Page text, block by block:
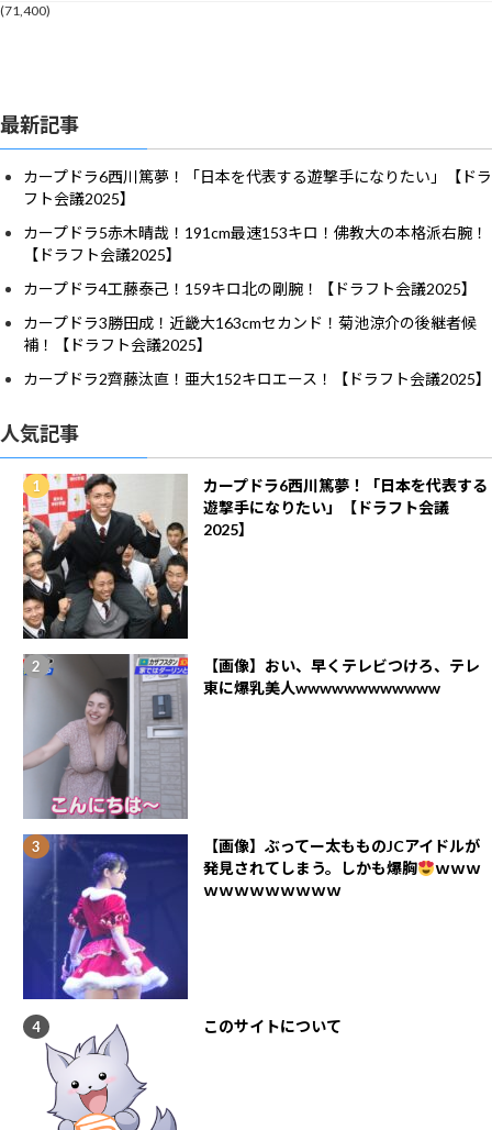
(71,400)
最新記事
カープドラ6西川篤夢！「日本を代表する遊撃手になりたい」【ドラ
フト会議2025】
カープドラ5赤木晴哉！191cm最速153キロ！佛教大の本格派右腕！
【ドラフト会議2025】
カープドラ4工藤泰己！159キロ北の剛腕！【ドラフト会議2025】
カープドラ3勝田成！近畿大163cmセカンド！菊池涼介の後継者候
補！【ドラフト会議2025】
カープドラ2齊藤汰直！亜大152キロエース！【ドラフト会議2025】
人気記事
カープドラ6西川篤夢！「日本を代表する
遊撃手になりたい」【ドラフト会議
2025】
【画像】おい、早くテレビつけろ、テレ
東に爆乳美人wwwwwwwwwwww
【画像】ぶってー太もものJCアイドルが
発見されてしまう。しかも爆胸
ｗｗｗ
ｗｗｗｗｗｗｗｗｗ
このサイトについて